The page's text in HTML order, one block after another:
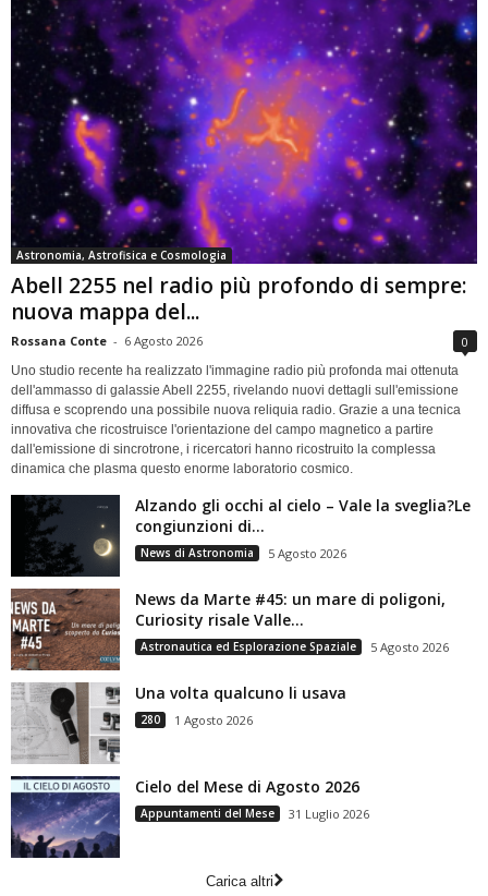
Astronomia, Astrofisica e Cosmologia
Abell 2255 nel radio più profondo di sempre:
nuova mappa del...
Rossana Conte - 6 Agosto 2026 0
Uno studio recente ha realizzato l'immagine radio più profonda mai ottenuta
dell'ammasso di galassie Abell 2255, rivelando nuovi dettagli sull'emissione
diffusa e scoprendo una possibile nuova reliquia radio. Grazie a una tecnica
innovativa che ricostruisce l'orientazione del campo magnetico a partire
dall'emissione di sincrotrone, i ricercatori hanno ricostruito la complessa
dinamica che plasma questo enorme laboratorio cosmico.
Alzando gli occhi al cielo – Vale la sveglia?Le
congiunzioni di...
News di Astronomia 5 Agosto 2026
News da Marte #45: un mare di poligoni,
Curiosity risale Valle...
Astronautica ed Esplorazione Spaziale 5 Agosto 2026
Una volta qualcuno li usava
280 1 Agosto 2026
Cielo del Mese di Agosto 2026
Appuntamenti del Mese 31 Luglio 2026
Carica altri